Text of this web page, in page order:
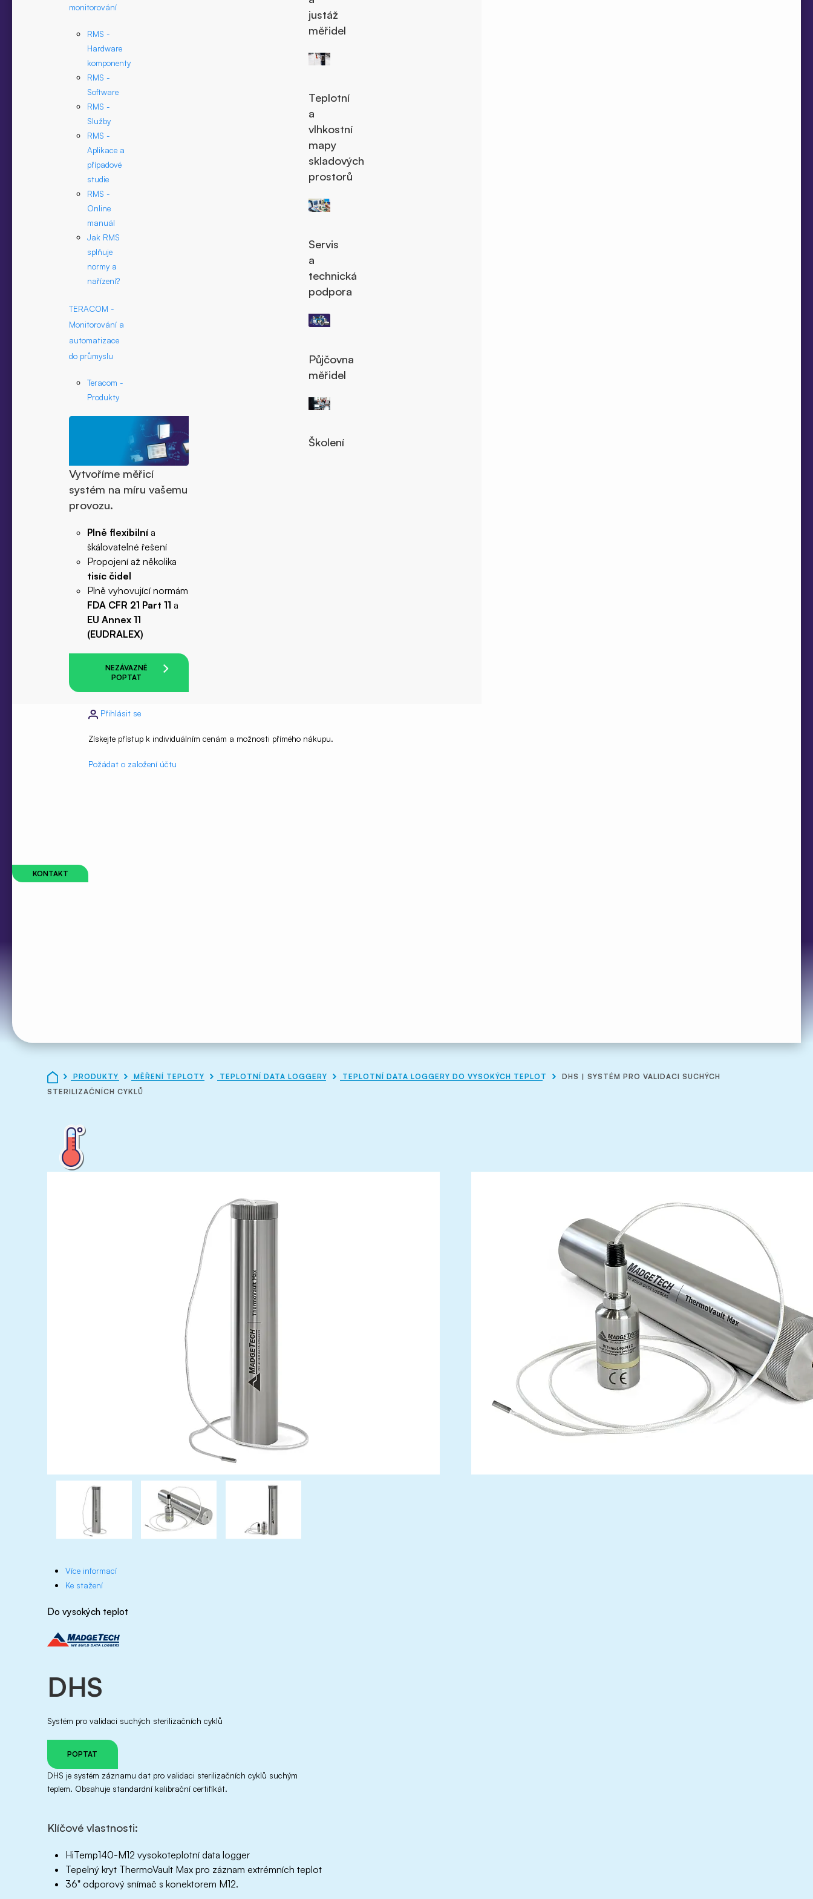
monitorování
RMS -
Hardware
komponenty
RMS -
Software
RMS -
Služby
RMS -
Aplikace a
případové
studie
RMS -
Online
manuál
Jak RMS
splňuje
normy a
nařízení?
TERACOM -
Monitorování a
automatizace
do průmyslu
Teracom -
Produkty
Vytvoříme měřicí
systém na míru vašemu
provozu.
Plně flexibilní a
škálovatelné řešení
Propojení až několika
tisíc čidel
Plně vyhovující normám
FDA CFR 21 Part 11 a
EU Annex 11
(EUDRALEX)
NEZÁVAZNĚ
POPTAT
justáž
měřidel
Teplotní
a
vlhkostní
mapy
skladových
prostorů
Servis
a
technická
podpora
Půjčovna
měřidel
Školení
KONTAKT
Přihlásit se
Získejte přístup k individuálním cenám a možnosti přímého nákupu.
Požádat o založení účtu
PRODUKTY MĚŘENÍ TEPLOTY TEPLOTNÍ DATA LOGGERY TEPLOTNÍ DATA LOGGERY DO VYSOKÝCH TEPLOT
DHS | SYSTÉM PRO VALIDACI SUCHÝCH
STERILIZAČNÍCH CYKLŮ
Více informací
Ke stažení
Do vysokých teplot
DHS
Systém pro validaci suchých sterilizačních cyklů
POPTAT
DHS je systém záznamu dat pro validaci sterilizačních cyklů suchým
teplem. Obsahuje standardní kalibrační certifikát.
Klíčové vlastnosti:
HiTemp140-M12 vysokoteplotní data logger
Tepelný kryt ThermoVault Max pro záznam extrémních teplot
36" odporový snímač s konektorem M12.